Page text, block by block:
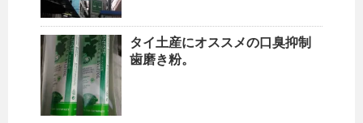
タイ土産にオススメの口臭抑制
歯磨き粉。